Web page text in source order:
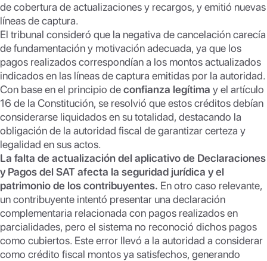
de cobertura de actualizaciones y recargos, y emitió nuevas
líneas de captura.
El tribunal consideró que la negativa de cancelación carecía
de fundamentación y motivación adecuada, ya que los
pagos realizados correspondían a los montos actualizados
indicados en las líneas de captura emitidas por la autoridad.
Con base en el principio deconfianza legítima y el artículo
16 de la Constitución, se resolvió que estos créditos debían
considerarse liquidados en su totalidad, destacando la
obligación de la autoridad fiscal de garantizar certeza y
legalidad en sus actos.
La falta de actualización del aplicativo de Declaraciones
y Pagos del SAT afecta la seguridad jurídica y el
patrimonio de los contribuyentes. En otro caso relevante,
un contribuyente intentó presentar una declaración
complementaria relacionada con pagos realizados en
parcialidades, pero el sistema no reconoció dichos pagos
como cubiertos. Este error llevó a la autoridad a considerar
como crédito fiscal montos ya satisfechos, generando